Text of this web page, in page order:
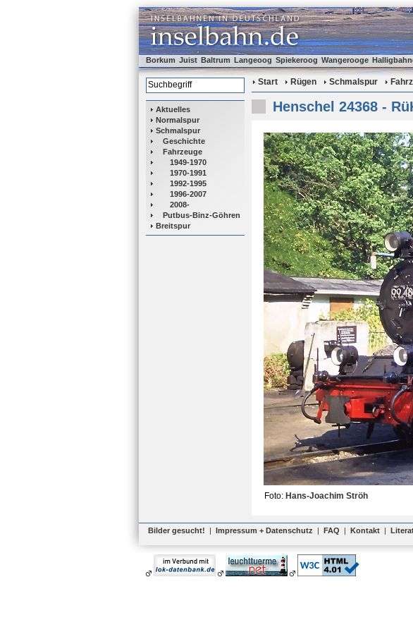
Borkum Juist Baltrum Langeoog Spiekeroog Wangerooge
Aktuelles
Normalspur
Schmalspur
Geschichte
Fahrzeuge
1949-1970
1970-1991
1992-1995
1996-2007
2008-
Putbus-Binz-Göhren
Breitspur
Start Rügen Schmalspur
Henschel 24368 -
Foto: Hans-Joachim Ströh
Bilder gesucht! | Impressum + Datenschutz | FAQ | Kontakt |